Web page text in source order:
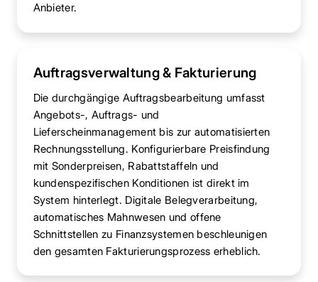
Anbieter.
Auftragsverwaltung & Fakturierung
Die durchgängige Auftragsbearbeitung umfasst
Angebots-, Auftrags- und
Lieferscheinmanagement bis zur automatisierten
Rechnungsstellung. Konfigurierbare Preisfindung
mit Sonderpreisen, Rabattstaffeln und
kundenspezifischen Konditionen ist direkt im
System hinterlegt. Digitale Belegverarbeitung,
automatisches Mahnwesen und offene
Schnittstellen zu Finanzsystemen beschleunigen
den gesamten Fakturierungsprozess erheblich.